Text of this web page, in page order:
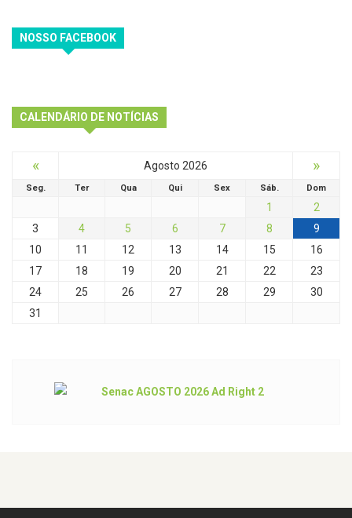
NOSSO FACEBOOK
CALENDÁRIO DE NOTÍCIAS
« Agosto 2026 »
Seg. Ter Qua Qui Sex Sáb. Dom
1
2
3
4 5 6 7 8
9
10
11 12 13 14 15
16
17
18 19 20 21 22
23
24
25 26 27 28 29
30
31